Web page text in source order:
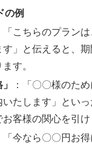
の例
「こちらのプラン
す」と伝えると、
す。
：「〇〇様のた
いたします」とい
客様の関心を引け
「今なら〇〇円お